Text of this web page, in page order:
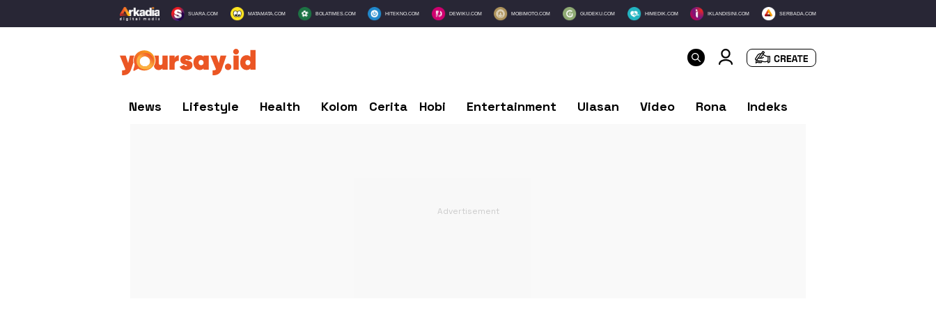
SUARA.COM MATAMATA.COM BOLATIMES.COM HITEKNO.COM DEWIKU.COM MOBIMOTO.COM GUIDEKU.COM HIMEDIK.COM IKLANDISINI.COM SERBADA.COM
News Lifestyle Health Kolom Cerita Hobi Entertainment Ulasan Video Rona Indeks